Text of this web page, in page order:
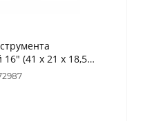
(41 х 21 х 18,5